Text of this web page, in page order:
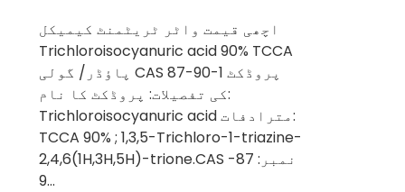
اچھی قیمت واٹر ٹریٹمنٹ کیمیکل
Trichloroisocyanuric acid 90% TCCA
پاؤڈر/ گولی CAS 87-90-1 پروڈکٹ
کی تفصیلات: پروڈکٹ کا نام:
Trichloroisocyanuric acid مترادفات:
TCCA 90% ; 1,3,5-Trichloro-1-triazine-
2,4,6(1H,3H,5H)-trione.CAS نمبر: 87-
9...